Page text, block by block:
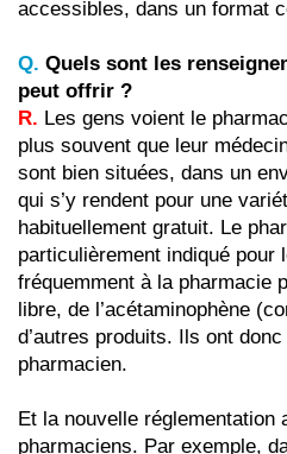
accessibles, dans un format
Q. Quels sont les
peut offrir ?
R. Les gens voient le
plus souvent que leur
sont bien situées, dans un
qui s’y rendent pour une
habituellement gratuit. Le
particulièrement indiqué pour
fréquemment à la pharmacie
libre, de l’acétaminophène
d’autres produits. Ils ont
pharmacien.
Et la nouvelle réglementation
pharmaciens. Par exemple,